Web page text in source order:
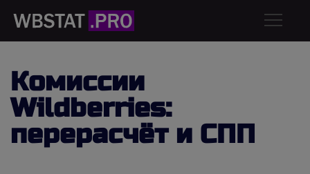
Комиссии
Wildberries:
перерасчёт и СПП